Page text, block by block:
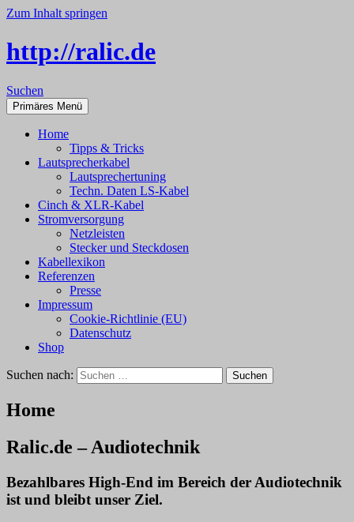
Zum Inhalt springen
http://ralic.de
Suchen
Primäres Menü
Home
Tipps & Tricks
Lautsprecherkabel
Lautsprechertuning
Techn. Daten LS-Kabel
Cinch & XLR-Kabel
Stromversorgung
Netzleisten
Stecker und Steckdosen
Kabellexikon
Referenzen
Presse
Impressum
Cookie-Richtlinie (EU)
Datenschutz
Shop
Suchen nach:
Home
Ralic.de – Audiotechnik
Bezahlbares High-End im Bereich der Audiotechnik
ist und bleibt unser Ziel.